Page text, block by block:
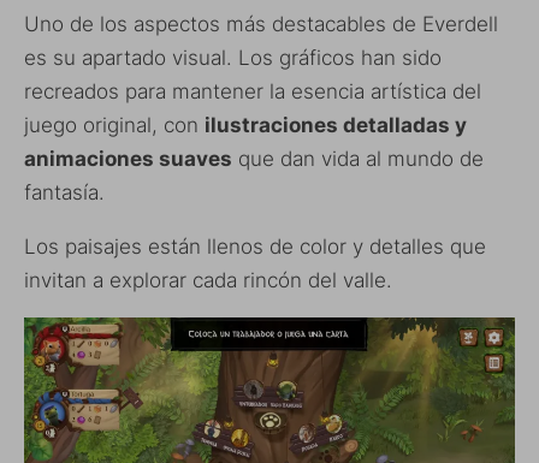
Uno de los aspectos más destacables de Everdell
es su apartado visual. Los gráficos han sido
recreados para mantener la esencia artística del
juego original, con ilustraciones detalladas y
animaciones suaves que dan vida al mundo de
fantasía.
Los paisajes están llenos de color y detalles que
invitan a explorar cada rincón del valle.